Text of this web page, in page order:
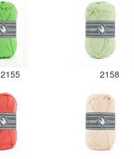
2155 2158